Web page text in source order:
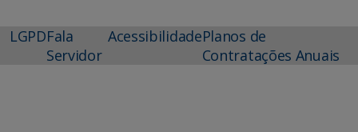
LGPDFala
Servidor
AcessibilidadePlanos de
Contratações Anuais